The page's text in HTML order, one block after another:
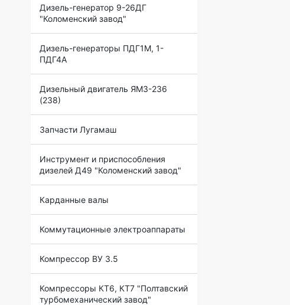
Дизель-генератор 9-26ДГ
"Коломенский завод"
Дизель-генераторы ПДГ1М, 1-
ПДГ4А
Дизельный двигатель ЯМЗ-236
(238)
Запчасти Лугамаш
Инструмент и приспособления
дизелей Д49 "Коломенский завод"
Карданные валы
Коммутационные электроаппараты
Компрессор ВУ 3.5
Компрессоры КТ6, КТ7 "Полтавский
турбомеханический завод"